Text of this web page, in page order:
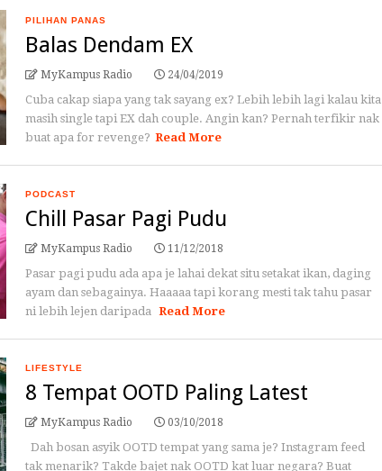
PILIHAN PANAS
Balas Dendam EX
MyKampus Radio 24/04/2019
Cuba cakap siapa yang tak sayang ex? Lebih lebih lagi kalau kita
masih single tapi EX dah couple. Angin kan? Pernah terfikir nak
buat apa for revenge? Read More
PODCAST
Chill Pasar Pagi Pudu
MyKampus Radio 11/12/2018
Pasar pagi pudu ada apa je lahai dekat situ setakat ikan, daging
ayam dan sebagainya. Haaaaa tapi korang mesti tak tahu pasar
ni lebih lejen daripada Read More
LIFESTYLE
8 Tempat OOTD Paling Latest
MyKampus Radio 03/10/2018
Dah bosan asyik OOTD tempat yang sama je? Instagram feed
tak menarik? Takde bajet nak OOTD kat luar negara? Buat